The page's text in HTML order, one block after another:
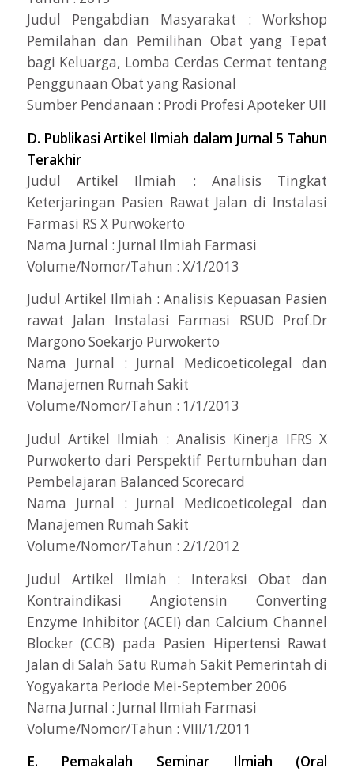
Judul Pengabdian Masyarakat : Workshop
Pemilahan dan Pemilihan Obat yang Tepat
bagi Keluarga, Lomba Cerdas Cermat tentang
Penggunaan Obat yang Rasional
Sumber Pendanaan : Prodi Profesi Apoteker UII
D. Publikasi Artikel Ilmiah dalam Jurnal 5 Tahun
Terakhir
Judul Artikel Ilmiah : Analisis Tingkat
Keterjaringan Pasien Rawat Jalan di Instalasi
Farmasi RS X Purwokerto
Nama Jurnal : Jurnal Ilmiah Farmasi
Volume/Nomor/Tahun : X/1/2013
Judul Artikel Ilmiah : Analisis Kepuasan Pasien
rawat Jalan Instalasi Farmasi RSUD Prof.Dr
Margono Soekarjo Purwokerto
Nama Jurnal : Jurnal Medicoeticolegal dan
Manajemen Rumah Sakit
Volume/Nomor/Tahun : 1/1/2013
Judul Artikel Ilmiah : Analisis Kinerja IFRS X
Purwokerto dari Perspektif Pertumbuhan dan
Pembelajaran Balanced Scorecard
Nama Jurnal : Jurnal Medicoeticolegal dan
Manajemen Rumah Sakit
Volume/Nomor/Tahun : 2/1/2012
Judul Artikel Ilmiah : Interaksi Obat dan
Kontraindikasi Angiotensin Converting
Enzyme Inhibitor (ACEI) dan Calcium Channel
Blocker (CCB) pada Pasien Hipertensi Rawat
Jalan di Salah Satu Rumah Sakit Pemerintah di
Yogyakarta Periode Mei-September 2006
Nama Jurnal : Jurnal Ilmiah Farmasi
Volume/Nomor/Tahun : VIII/1/2011
E. Pemakalah Seminar Ilmiah (Oral